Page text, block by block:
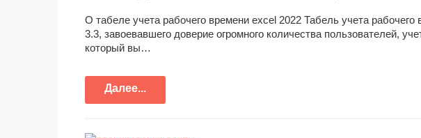
О табеле учета рабочего времени excel 2022 Табель учета
3.3, завоевавшего доверие огромного количества пользователей,
который вы…
Далее...